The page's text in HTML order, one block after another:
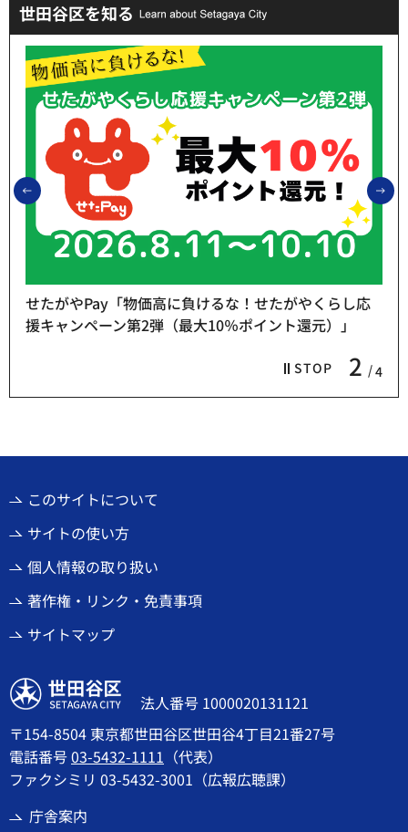
世田谷区を知る
前のスライドを表示
STOP 2 4
せたがやPay「物価高に負けるな！せたがやくらし応
援キャンペーン第2弾（最大10％ポイント還元）」
このサイトについて
サイトの使い方
個人情報の取り扱い
著作権・リンク・免責事項
サイトマップ
世田谷区
法人番号 1000020131121
〒154-8504 東京都世田谷区世田谷4丁目21番27号
電話番号03-5432-1111 （代表）
ファクシミリ 03-5432-3001（広報広聴課）
庁舎案内